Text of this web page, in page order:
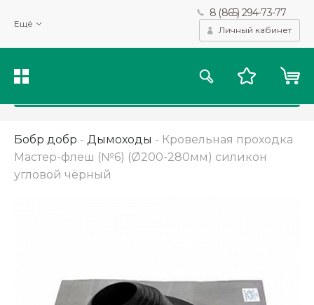
Ещё
8 (865) 294-73-77
Личный кабинет
Бобр добр - Дымоходы - Кровельная проходка
Мастер-флеш (№6) (Ø200-280мм) силикон
угловой чёрный
Мы используем файлы cookie и другие подобные технологии
для получения данных с целью сбора статистики, повышения
качества рекомендаций и предоставления вам возможности
персонализированного просмотра.Подробнее